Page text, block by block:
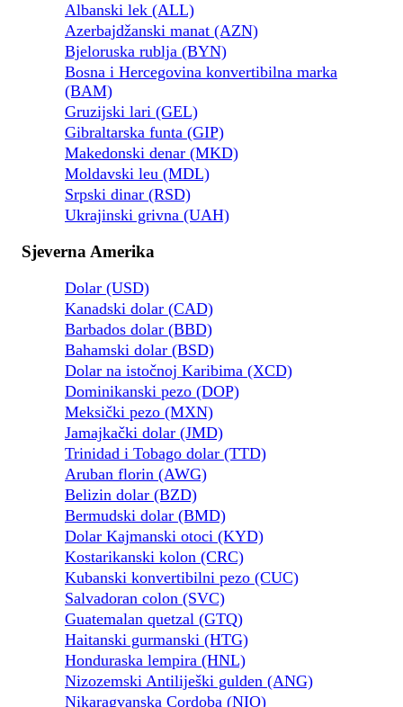
Albanski lek (ALL)
Azerbajdžanski manat (AZN)
Bjeloruska rublja (BYN)
Bosna i Hercegovina konvertibilna marka
(BAM)
Gruzijski lari (GEL)
Gibraltarska funta (GIP)
Makedonski denar (MKD)
Moldavski leu (MDL)
Srpski dinar (RSD)
Ukrajinski grivna (UAH)
Sjeverna Amerika
Dolar (USD)
Kanadski dolar (CAD)
Barbados dolar (BBD)
Bahamski dolar (BSD)
Dolar na istočnoj Karibima (XCD)
Dominikanski pezo (DOP)
Meksički pezo (MXN)
Jamajkački dolar (JMD)
Trinidad i Tobago dolar (TTD)
Aruban florin (AWG)
Belizin dolar (BZD)
Bermudski dolar (BMD)
Dolar Kajmanski otoci (KYD)
Kostarikanski kolon (CRC)
Kubanski konvertibilni pezo (CUC)
Salvadoran colon (SVC)
Guatemalan quetzal (GTQ)
Haitanski gurmanski (HTG)
Honduraska lempira (HNL)
Nizozemski Antiliješki gulden (ANG)
Nikaragvanska Cordoba (NIO)